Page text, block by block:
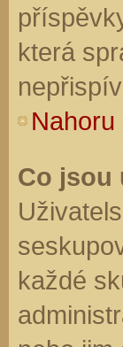
která
Nahoru
Co jsou
každé